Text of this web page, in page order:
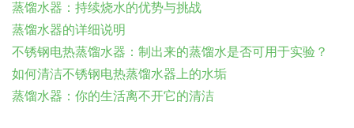
蒸馏水器：持续烧水的优势与挑战
蒸馏水器的详细说明
不锈钢电热蒸馏水器：制出来的蒸馏水是否可用于实验？
如何清洁不锈钢电热蒸馏水器上的水垢
蒸馏水器：你的生活离不开它的清洁